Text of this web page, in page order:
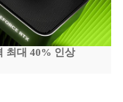
최대 40% 인상